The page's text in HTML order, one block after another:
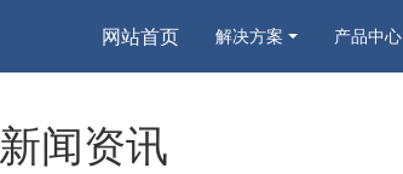
网站首页 解决方案 产品中心
新闻资讯